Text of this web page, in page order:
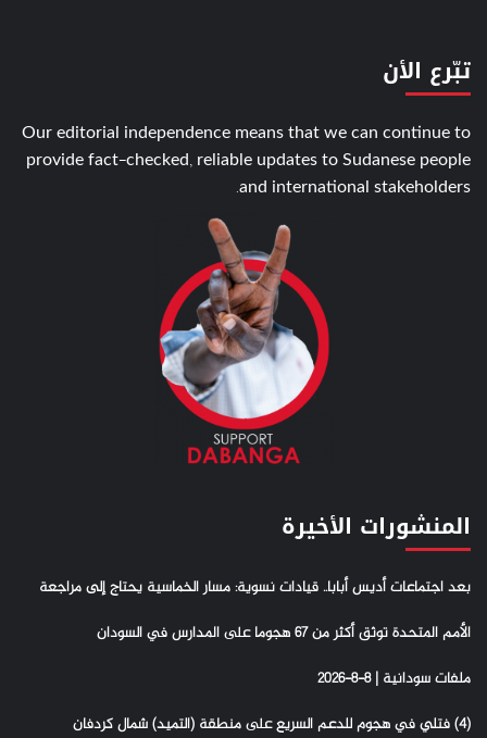
تبّرع الأن
Our editorial independence means that we can continue to
provide fact-checked, reliable updates to Sudanese people
and international stakeholders.
المنشورات الأخيرة
بعد اجتماعات أديس أبابا.. قيادات نسوية: مسار الخماسية يحتاج إلى مراجعة
الأمم المتحدة توثق أكثر من 67 هجوما على المدارس في السودان
ملفات سودانية | 8-8-2026
(4) فتلي في هجوم للدعم السريع على منطقة (التميد) شمال كردفان